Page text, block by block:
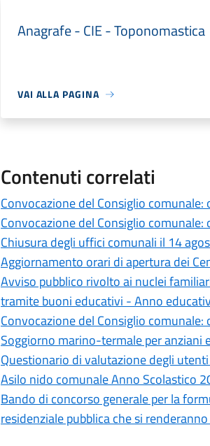
Anagrafe - CIE - Toponomastica
VAI ALLA PAGINA
Contenuti correlati
Convocazione del Consiglio
Convocazione del Consiglio
Chiusura degli uffici comunali il 14
Aggiornamento orari di apertura dei
Avviso pubblico rivolto ai nuclei
tramite buoni educativi - Anno
Convocazione del Consiglio
Soggiorno marino-termale per anziani
Questionario di valutazione degli
Asilo nido comunale Anno Scolastico
Bando di concorso generale per la
residenziale pubblica che si